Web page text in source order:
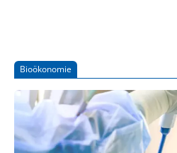
entnommen und diese
UKSH-Patient:in leidet an
bei der das Immunsystem
Lungenstrukturen bekämpft
Entzündungen auslöst.
und Onkologie arbeiten bei
zusammen.
Bioökonomie